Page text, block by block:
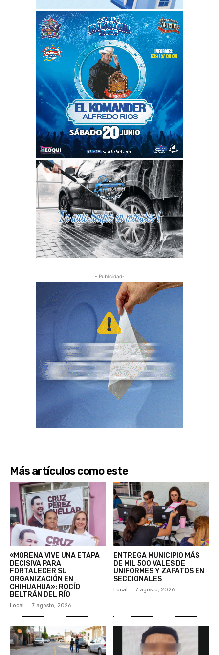
- Publicidad-
Más artículos como este
«MORENA VIVE UNA ETAPA
DECISIVA PARA
FORTALECER SU
ORGANIZACIÓN EN
CHIHUAHUA»: ROCÍO
BELTRÁN DEL RÍO
Local 7 agosto, 2026
ENTREGA MUNICIPIO MÁS
DE MIL 500 VALES DE
UNIFORMES Y ZAPATOS EN
SECCIONALES
Local 7 agosto, 2026